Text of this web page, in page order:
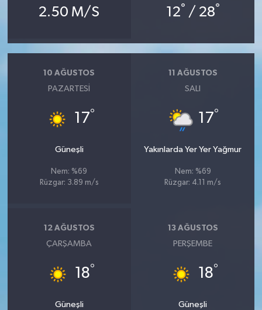
2.50 M/S 12° / 28°
10 AĞUSTOS
PAZARTESI
17°
Güneşli
Nem: %69
Rüzgar: 3.89 m/s
11 AĞUSTOS
SALI
17°
Yakınlarda Yer Yer Yağmur
Nem: %69
Rüzgar: 4.11 m/s
12 AĞUSTOS
ÇARŞAMBA
18°
Güneşli
13 AĞUSTOS
PERŞEMBE
18°
Güneşli